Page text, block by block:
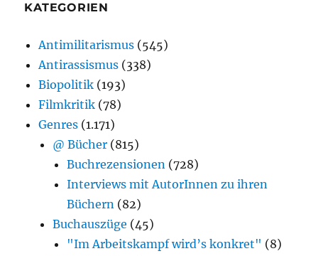
KATEGORIEN
Antimilitarismus (545)
Antirassismus (338)
Biopolitik (193)
Filmkritik (78)
Genres (1.171)
@ Bücher (815)
Buchrezensionen (728)
Interviews mit AutorInnen zu ihren
Büchern (82)
Buchauszüge (45)
"Im Arbeitskampf wird’s konkret" (8)